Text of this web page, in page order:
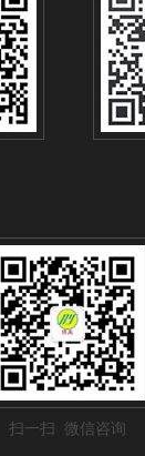
扫一扫 微信咨询